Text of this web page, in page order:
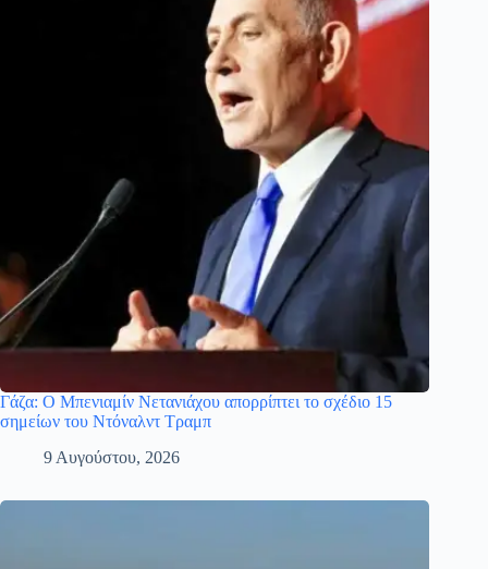
Γάζα: Ο Μπενιαμίν Νετανιάχου απορρίπτει το σχέδιο 15
σημείων του Ντόναλντ Τραμπ
9 Αυγούστου, 2026